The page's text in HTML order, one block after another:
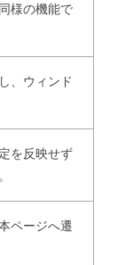
様の機能で
、ウィンド
を反映せず
ページへ遷